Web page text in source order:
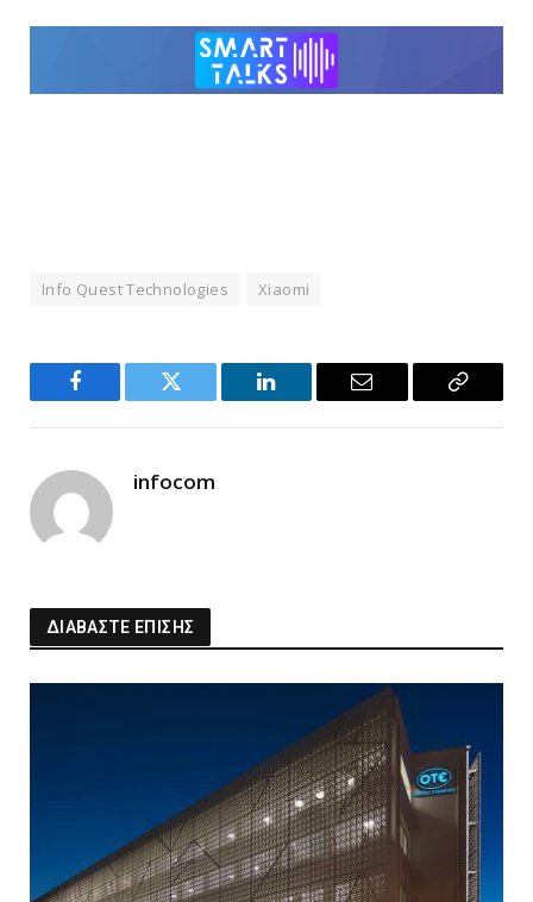
Info Quest Technologies Xiaomi
Facebook Twitter LinkedIn Email
Copy
infocom
ΔΙΑΒΑΣΤΕ ΕΠΙΣΗΣ